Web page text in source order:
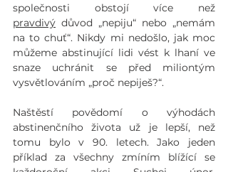
pravdivý důvod „nepiju“ nebo „nemám
na to chuť“. Nikdy mi nedošlo, jak moc
můžeme abstinující lidi vést k lhaní ve
snaze uchránit se před miliontým
vysvětlováním „proč nepiješ?“.
Naštěstí povědomí o výhodách
abstinenčního života už je lepší, než
tomu bylo v 90. letech. Jako jeden
příklad za všechny zmíním blížící se